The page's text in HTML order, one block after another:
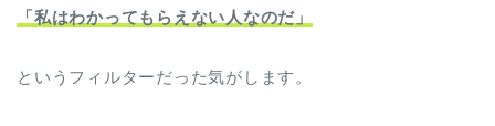
「私はわかってもらえない人なのだ」
というフィルターだった気がします。